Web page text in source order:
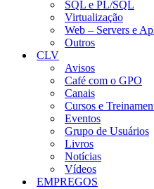
SQL e PL/SQL
Virtualização
Web – Servers e
Outros
CLV
Avisos
Café com o GPO
Canais
Cursos e
Eventos
Grupo de Usuários
Livros
Notícias
Vídeos
EMPREGOS